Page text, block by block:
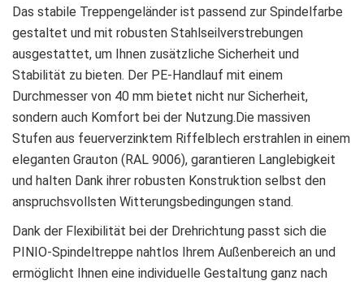
Das stabile Treppengeländer ist passend zur Spindelfarbe
gestaltet und mit robusten Stahlseilverstrebungen
ausgestattet, um Ihnen zusätzliche Sicherheit und
Stabilität zu bieten. Der PE-Handlauf mit einem
Durchmesser von 40 mm bietet nicht nur Sicherheit,
sondern auch Komfort bei der Nutzung.Die massiven
Stufen aus feuerverzinktem Riffelblech erstrahlen in einem
eleganten Grauton (RAL 9006), garantieren Langlebigkeit
und halten Dank ihrer robusten Konstruktion selbst den
anspruchsvollsten Witterungsbedingungen stand.
Dank der Flexibilität bei der Drehrichtung passt sich die
PINIO-Spindeltreppe nahtlos Ihrem Außenbereich an und
ermöglicht Ihnen eine individuelle Gestaltung ganz nach